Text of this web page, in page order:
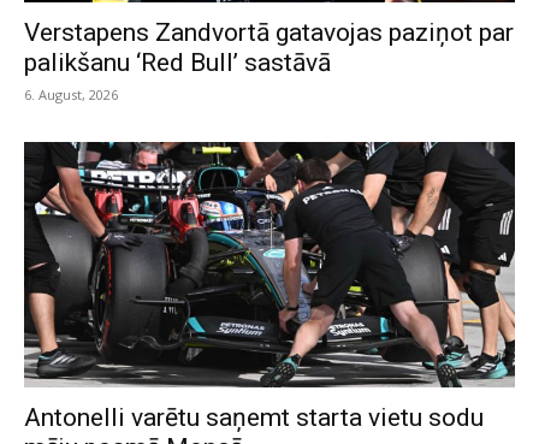
Verstapens Zandvortā gatavojas paziņot par
palikšanu ‘Red Bull’ sastāvā
6. August, 2026
Antonelli varētu saņemt starta vietu sodu